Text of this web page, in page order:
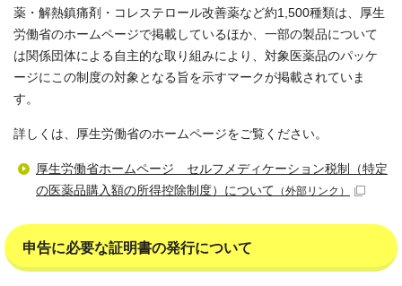
薬・解熱鎮痛剤・コレステロール改善薬など約1,500種類は、厚生
労働省のホームページで掲載しているほか、一部の製品について
は関係団体による自主的な取り組みにより、対象医薬品のパッケ
ージにこの制度の対象となる旨を示すマークが掲載されていま
す。
詳しくは、厚生労働省のホームページをご覧ください。
厚生労働省ホームページ セルフメディケーション税制（特定
の医薬品購入額の所得控除制度）について （外部リンク）
申告に必要な証明書の発行について